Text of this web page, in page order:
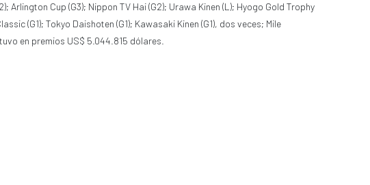
Cup (G3); Nippon TV Hai (G2); Urawa Kinen (L); Hyogo Gold Trophy
(G1); Tokyo Daishoten (G1); Kawasaki Kinen (G1), dos veces; Mile
en premios US$ 5.044.815 dólares.